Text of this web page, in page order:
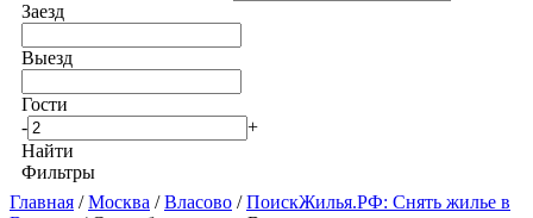
Заезд
Выезд
Гости
-
+
Найти
Фильтры
Главная /Москва /Власово /ПоискЖилья.РФ: Снять жилье в